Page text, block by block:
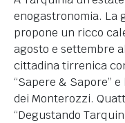
enogastronomia. La
propone un ricco
agosto e settembre
cittadina tirrenica
“Sapere & Sapore”
dei Monterozzi.
“Degustando